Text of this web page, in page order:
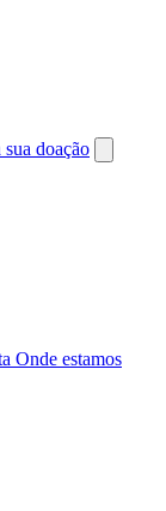
sua doação
Onde estamos